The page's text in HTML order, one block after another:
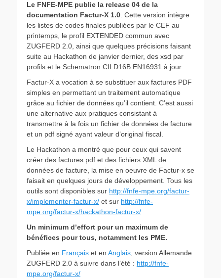
Le FNFE-MPE publie la release 04 de la
documentation Factur-X 1.0 . Cette version intègre
les listes de codes finales publiées par le CEF au
printemps, le profil EXTENDED commun avec
ZUGFERD 2.0, ainsi que quelques précisions faisant
suite au Hackathon de janvier dernier, des xsd par
profils et le Schematron CII D16B EN16931 à jour.
Factur-X a vocation à se substituer aux factures PDF
simples en permettant un traitement automatique
grâce au fichier de données qu’il contient. C’est aussi
une alternative aux pratiques consistant à
transmettre à la fois un fichier de données de facture
et un pdf signé ayant valeur d’original fiscal.
Le Hackathon a montré que pour ceux qui savent
créer des factures pdf et des fichiers XML de
données de facture, la mise en oeuvre de Factur-x se
faisait en quelques jours de développement. Tous les
outils sont disponibles sur http://fnfe-mpe.org/factur-
x/implementer-factur-x/ et sur http://fnfe-
mpe.org/factur-x/hackathon-factur-x/
Un minimum d’effort pour un maximum de
bénéfices pour tous, notamment les PME.
Publiée en Français et en Anglais , version Allemande
ZUGFERD 2.0 à suivre dans l’été : http://fnfe-
mpe.org/factur-x/